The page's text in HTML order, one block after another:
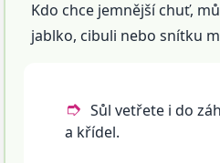
Kdo chce jemnější chuť,
jablko, cibuli nebo snítku
Sůl vetřete i do
a křídel.